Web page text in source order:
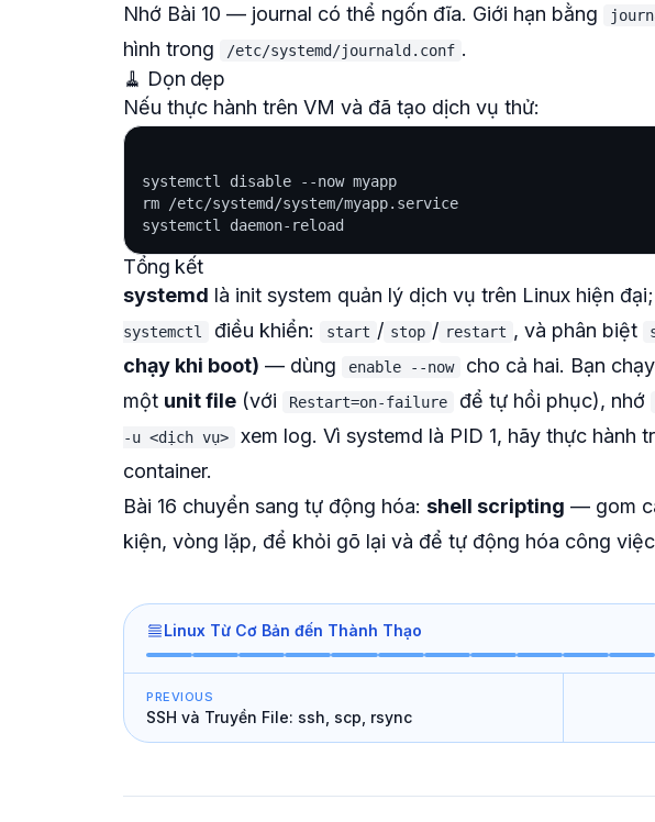
Nhớ Bài 10 — journal có thể ngốn đĩa. Giới hạn bằng
hình trong
/etc/systemd/journald.conf .
🧹 Dọn dẹp
Nếu thực hành trên VM và đã tạo dịch vụ thử:
systemctl disable --now myapp
rm /etc/systemd/system/myapp.service
Tổng kết
systemd là init system quản lý dịch vụ trên Linux hiện
systemctl điều khiển: start / stop / restart , và phân biệt
chạy khi boot) — dùng enable --now
cho cả hai. Bạn
một unit file (với Restart=on-failure để tự hồi phục), nhớ
-u <dịch vụ>
xem log. Vì systemd là PID 1, hãy thực hành
container.
Bài 16 chuyển sang tự động hóa: shell scripting — gom
kiện, vòng lặp, để khỏi gõ lại và để tự động hóa công
Linux Từ Cơ Bản đến Thành Thạo
PREVIOUS
SSH và Truyền File: ssh, scp, rsync